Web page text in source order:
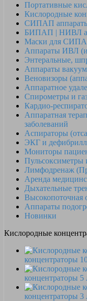
Портативные
Кислородные
СИПАП
БИПАП | НИВЛ
Маски для
Аппараты ИВЛ
Энтеральные,
Аппараты
Веновизоры
Аппаратное
Спирометры и
Кардио-
Аппаратная
заболеваний
Аспираторы
ЭКГ и
Мониторы
Пульсоксиметры
Лимфодренаж
Аренда
Дыхательные
Высокопоточная
Аппараты
Новинки
Кислородные
концентраторы
концентраторы 5
концентраторы 3